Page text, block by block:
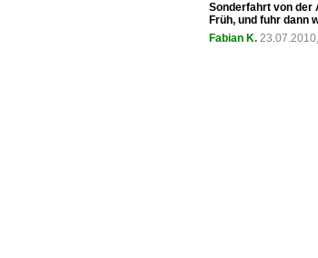
Sonderfahrt von der
Früh, und fuhr dann
Fabian K.